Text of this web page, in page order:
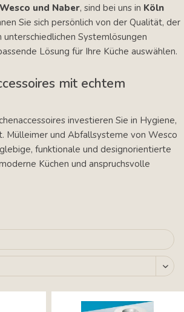
und Naber, sind bei uns in Köln
Sie sich persönlich von der Qualität, der
Systemlösungen
Lösung für Ihre Küche auswählen.
mit echtem
investieren Sie in Hygiene,
Mülleimer und Abfallsysteme von Wesco
funktionale und designorientierte
Küchen und anspruchsvolle